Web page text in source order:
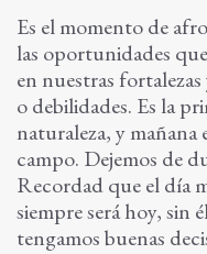
Es el momento de
las oportunidades
en nuestras
o debilidades. Es la
naturaleza, y mañana
campo. Dejemos de
Recordad que el día
siempre será hoy, sin
tengamos buenas